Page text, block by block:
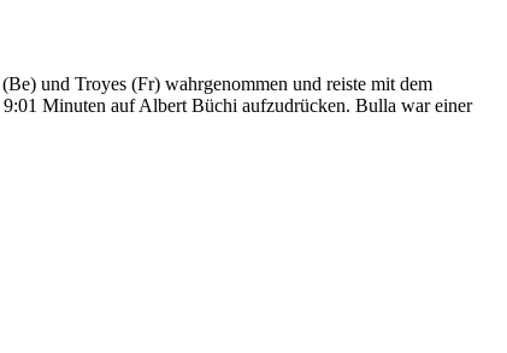
und Troyes (Fr) wahrgenommen und reiste mit dem
9:01 Minuten auf Albert Büchi aufzudrücken. Bulla war einer